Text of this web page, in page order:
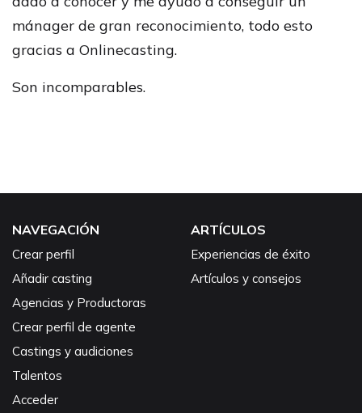
mánager de gran reconocimiento, todo esto
gracias a Onlinecasting.
Son incomparables.
NAVEGACIÓN
Crear perfil
Añadir casting
Agencias y Productoras
Crear perfil de agente
Castings y audiciones
Talentos
Acceder
ARTÍCULOS
Experiencias de éxito
Artículos y consejos